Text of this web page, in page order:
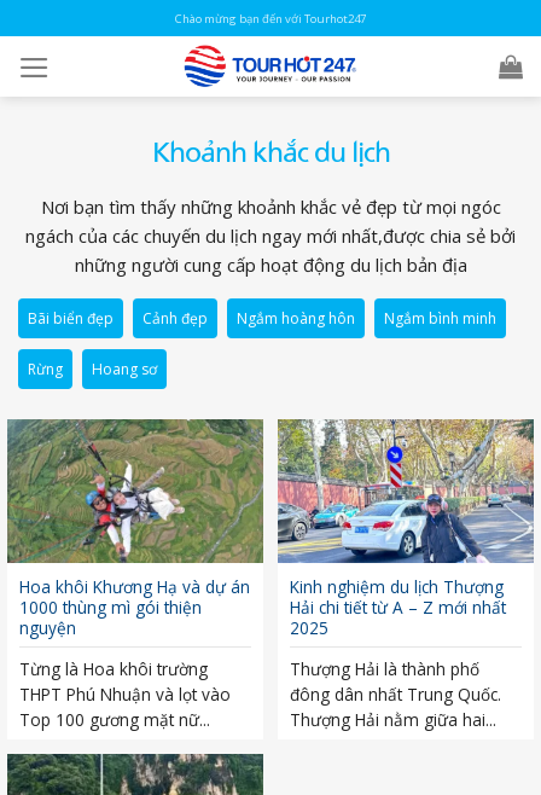
to
content
Chào mừng bạn đến với Tourhot247
Khoảnh khắc du lịch
Nơi bạn tìm thấy những khoảnh khắc vẻ đẹp từ mọi ngóc
ngách của các chuyến du lịch ngay mới nhất,được chia sẻ bởi
những người cung cấp hoạt động du lịch bản địa
Bãi biển đẹp Cảnh đẹp Ngắm hoàng hôn Ngắm bình minh
Rừng Hoang sơ
Hoa khôi Khương Hạ và dự án
1000 thùng mì gói thiện
nguyện
Từng là Hoa khôi trường
THPT Phú Nhuận và lọt vào
Top 100 gương mặt nữ...
Kinh nghiệm du lịch Thượng
Hải chi tiết từ A – Z mới nhất
2025
Thượng Hải là thành phố
đông dân nhất Trung Quốc.
Thượng Hải nằm giữa hai...